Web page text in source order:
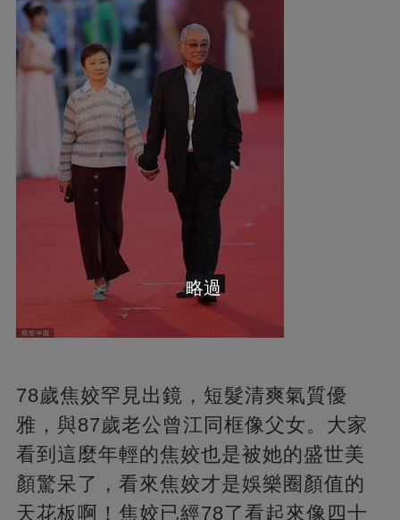
78歲焦姣罕見出鏡，短髮清爽氣質優
雅，與87歲老公曾江同框像父女。大家
看到這麼年輕的焦姣也是被她的盛世美
顏驚呆了，看來焦姣才是娛樂圈顏值的
天花板啊！焦姣已經78了看起來像四十
略過